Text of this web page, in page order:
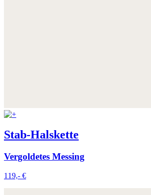
Stab-Halskette
Vergoldetes Messing
119,- €